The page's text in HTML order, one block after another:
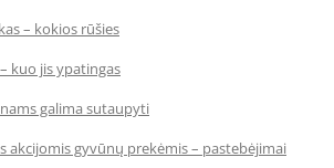
– kokios rūšies
kuo jis ypatingas
galima sutaupyti
akcijomis gyvūnų prekėmis – pastebėjimai